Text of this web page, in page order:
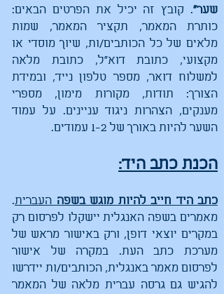
שער". קובץ זה יכיל את הפרטים הבאים:
כותרת המאמר, תקציר המאמר, שמות
מלאים של כל הכותבים/ות, שיוך מוסדי או
מקצועי, כתובת דוא"ל, כתובת מלאה
למשלוח דואר, מספר טלפון נייד, ובמידת
הצורך: תודות, מקורות מימון, מספרי
מענקים, הצהרות ניגוד עניינים. על עמוד
השער להיות באורך של 1-2 עמודים.
הכנת כתב היד:
כתב היד חייב להיות מוגש בשפה העברית.
מאמרים בשפה האנגלית יישקלו לפרסום רק
במקרים יוצאי דופן, ורק באישור מראש של
מערכת כתב העת. במקרה של אישור
לפרסום מאמר באנגלית, הכותבים/ות יידרשו
להגיש גם גרסה עברית מלאה של המאמר